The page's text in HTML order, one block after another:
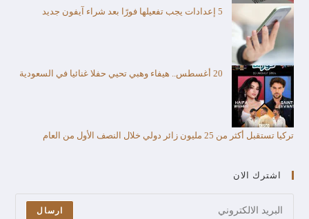
5 إعدادات يجب تفعيلها فورًا بعد شراء آيفون جديد
20 أغسطس.. هيفاء وهبي تحيي حفلا غنائيا في السعودية
تركيا تستقبل أكثر من 25 مليون زائر دولي خلال النصف الأول من العام​
اشترك الان
ارسال